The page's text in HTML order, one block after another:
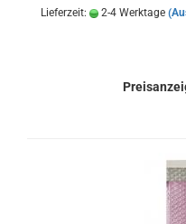
Lieferzeit: 2-4 Werktage